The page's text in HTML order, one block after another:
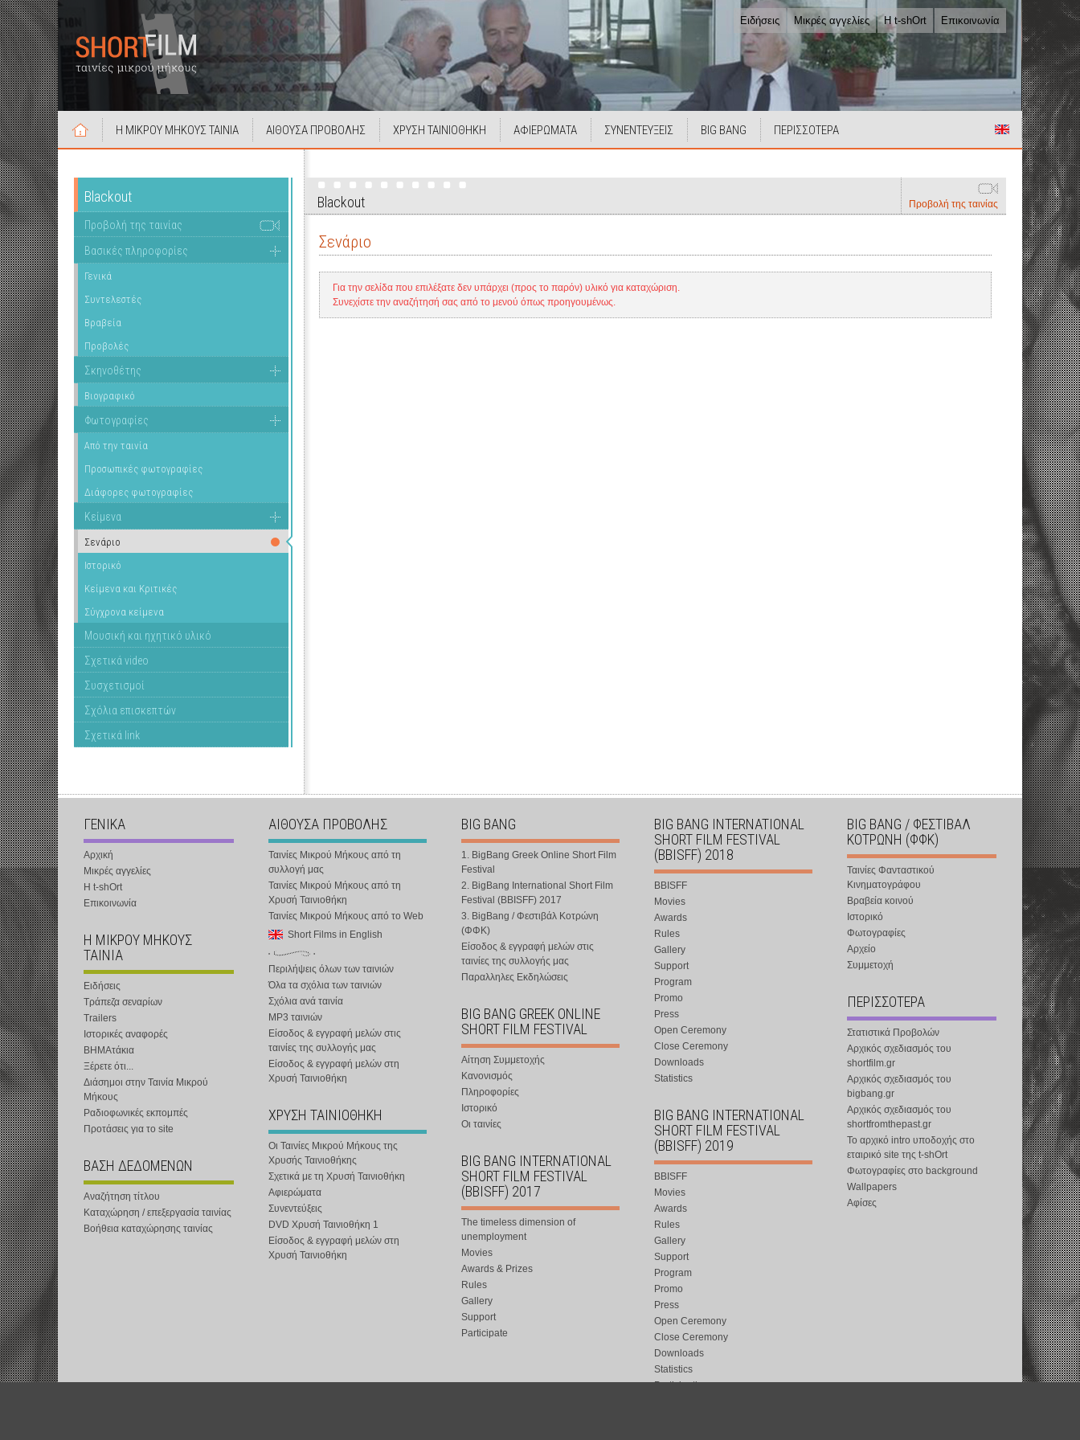
Ειδήσεις Μικρές αγγελίες Η t-shOrt Επικοινωνία
Η ΜΙΚΡΟΥ ΜΗΚΟΥΣ ΤΑΙΝΙΑ ΑΙΘΟΥΣΑ ΠΡΟΒΟΛΗΣ ΧΡΥΣΗ ΤΑΙΝΙΟΘΗΚΗ ΑΦΙΕΡΩΜΑΤΑ ΣΥΝΕΝΤΕΥΞΕΙΣ BIG BANG ΠΕΡΙΣΣΟΤΕΡΑ
Blackout
Προβολή της ταινίας
Βασικές πληροφορίες
Γενικά
Συντελεστές
Βραβεία
Προβολές
Σκηνοθέτης
Βιογραφικό
Φωτογραφίες
Από την ταινία
Προσωπικές φωτογραφίες
Διάφορες φωτογραφίες
Κείμενα
Σενάριο
Ιστορικό
Κείμενα και Κριτικές
Σύγχρονα κείμενα
Μουσική και ηχητικό υλικό
Σχετικά video
Συσχετισμοί
Σχόλια επισκεπτών
Σχετικά link
Προβολή της ταινίας
Blackout
Σενάριο
Για την σελίδα που επιλέξατε δεν υπάρχει (προς το παρόν) υλικό για καταχώριση.
Συνεχίστε την αναζήτησή σας από το μενού όπως προηγουμένως.
ΓΕΝΙΚΑ
Αρχική
Μικρές αγγελίες
Η t-shOrt
Επικοινωνία
Η ΜΙΚΡΟΥ ΜΗΚΟΥΣ
ΤΑΙΝΙΑ
Ειδήσεις
Τράπεζα σεναρίων
Trailers
Ιστορικές αναφορές
ΒΗΜΑτάκια
Ξέρετε ότι...
Διάσημοι στην Ταινία Μικρού
Μήκους
Ραδιοφωνικές εκπομπές
Προτάσεις για το site
ΒΑΣΗ ΔΕΔΟΜΕΝΩΝ
Αναζήτηση τίτλου
Καταχώρηση / επεξεργασία ταινίας
Βοήθεια καταχώρησης ταινίας
ΑΙΘΟΥΣΑ ΠΡΟΒΟΛΗΣ
Ταινίες Μικρού Μήκους από τη
συλλογή μας
Ταινίες Μικρού Μήκους από τη
Χρυσή Ταινιοθήκη
Ταινίες Μικρού Μήκους από το Web
Short Films in English
Περιλήψεις όλων των ταινιών
Όλα τα σχόλια των ταινιών
Σχόλια ανά ταινία
MP3 ταινιών
Είσοδος & εγγραφή μελών στις
ταινίες της συλλογής μας
Είσοδος & εγγραφή μελών στη
Χρυσή Ταινιοθήκη
ΧΡΥΣΗ ΤΑΙΝΙΟΘΗΚΗ
Οι Ταινίες Μικρού Μήκους της
Χρυσής Ταινιοθήκης
Σχετικά με τη Χρυσή Ταινιοθήκη
Αφιερώματα
Συνεντεύξεις
DVD Χρυσή Ταινιοθήκη 1
Είσοδος & εγγραφή μελών στη
Χρυσή Ταινιοθήκη
BIG BANG
1. BigBang Greek Online Short Film
Festival
2. BigBang International Short Film
Festival (BBISFF) 2017
3. BigBang / Φεστιβάλ Κοτρώνη
(ΦΦΚ)
Είσοδος & εγγραφή μελών στις
ταινίες της συλλογής μας
Παραλληλες Εκδηλώσεις
BIG BANG GREEK ONLINE
SHORT FILM FESTIVAL
Αίτηση Συμμετοχής
Κανονισμός
Πληροφορίες
Ιστορικό
Οι ταινίες
BIG BANG INTERNATIONAL
SHORT FILM FESTIVAL
(BBISFF) 2017
The timeless dimension of
unemployment
Movies
Awards & Prizes
Rules
Gallery
Support
Participate
BIG BANG INTERNATIONAL
SHORT FILM FESTIVAL
(BBISFF) 2018
BBISFF
Movies
Awards
Rules
Gallery
Support
Program
Promo
Press
Open Ceremony
Close Ceremony
Downloads
Statistics
BIG BANG INTERNATIONAL
SHORT FILM FESTIVAL
(BBISFF) 2019
BBISFF
Movies
Awards
Rules
Gallery
Support
Program
Promo
Press
Open Ceremony
Close Ceremony
Downloads
Statistics
Participation
BIG BANG / ΦΕΣΤΙΒΑΛ
ΚΟΤΡΩΝΗ (ΦΦΚ)
Ταινίες Φανταστικού
Κινηματογράφου
Βραβεία κοινού
Ιστορικό
Φωτογραφίες
Αρχείο
Συμμετοχή
ΠΕΡΙΣΣΟΤΕΡΑ
Στατιστικά Προβολών
Αρχικός σχεδιασμός του
shortfilm.gr
Αρχικός σχεδιασμός του
bigbang.gr
Αρχικός σχεδιασμός του
shortfromthepast.gr
Το αρχικό intro υποδοχής στο
εταιρικό site της t-shOrt
Φωτογραφίες στο background
Wallpapers
Αφίσες